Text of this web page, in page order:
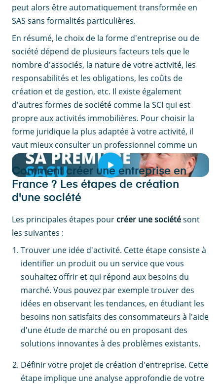
peut alors être automatiquement transformée en
SAS sans formalités particulières.
En résumé, le choix de la forme d'entreprise ou de
société dépend de plusieurs facteurs tels que le
nombre d'associés, la nature de votre activité, les
responsabilités et les obligations, les coûts de
création et de gestion, etc. Il existe également
d'autres formes de société comme la SCI qui est
propre aux activités immobilières. Pour choisir la
forme juridique la plus adaptée à votre activité, il
vaut mieux consulter un professionnel comme un
expert-comptable.
Comment créer une entreprise en
France ? Les étapes de création
d'une société
Les principales étapes pour créer une sociétésont
les suivantes :
Trouver une idée d'activité. Cette étape consiste à
identifier un produit ou un service que vous
souhaitez offrir et qui répond aux besoins du
marché. Vous pouvez par exemple trouver des
idées en observant les tendances, en étudiant les
besoins non satisfaits des consommateurs à l'aide
d'une étude de marché ou en proposant des
solutions innovantes à des problèmes existants.
Définir votre projet de création d'entreprise. Cette
étape implique une analyse approfondie de votre